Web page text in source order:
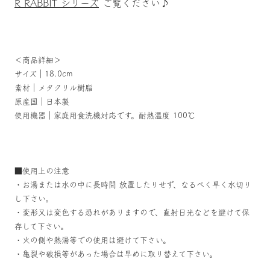
R RABBIT シリーズ ご覧ください♪
＜商品詳細＞
サイズ｜18.0cm
素材｜メタクリル樹脂
原産国｜日本製
使用機器｜家庭用食洗機対応です。耐熱温度 100℃
■使用上の注意
・お湯または水の中に長時間 放置したりせず、なるべく早く水切り
し下さい。
・変形又は変色する恐れがありますので、直射日光などを避けて保
存して下さい。
・火の側や熱湯等での使用は避けて下さい。
・亀裂や破損等があった場合は早めに取り替えて下さい。